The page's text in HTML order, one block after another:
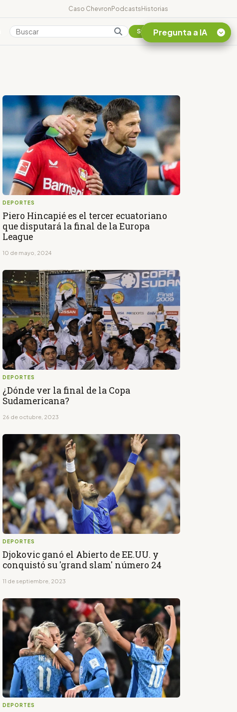
Caso ChevronPodcastsHistorias
Colombia Suscribirse
DEPORTES
Piero Hincapié es el tercer ecuatoriano
que disputará la final de la Europa
League
10 de mayo, 2024
DEPORTES
¿Dónde ver la final de la Copa
Sudamericana?
26 de octubre, 2023
DEPORTES
Djokovic ganó el Abierto de EE.UU. y
conquistó su 'grand slam' número 24
11 de septiembre, 2023
DEPORTES
Pregunta a IA
Amazonia Ecuatoriana
¿En que consiste la
tasa minera que rige en
Ecuador?